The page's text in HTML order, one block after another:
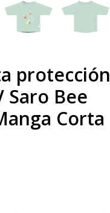
protección
Saro Bee
Corta